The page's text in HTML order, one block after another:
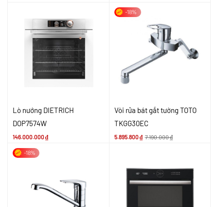
Lò nướng DIETRICH
DOP7574W
146.000.000₫
-18%
Vòi rửa bát gắt tường TOTO
TKGG30EC
5.895.800₫ 7.190.000₫
-18%